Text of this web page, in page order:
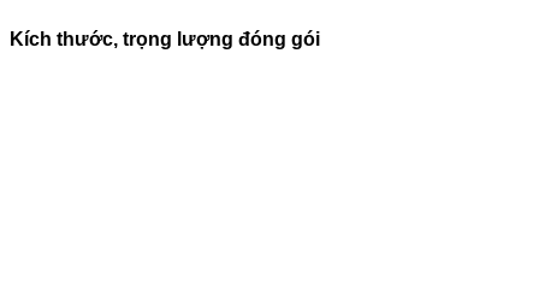
Kích thước, trọng lượng đóng gói